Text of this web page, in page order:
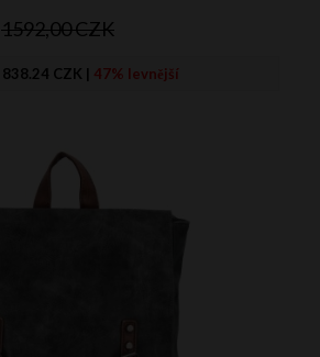
1592,00 CZK
838.24 CZK | 47% levnější